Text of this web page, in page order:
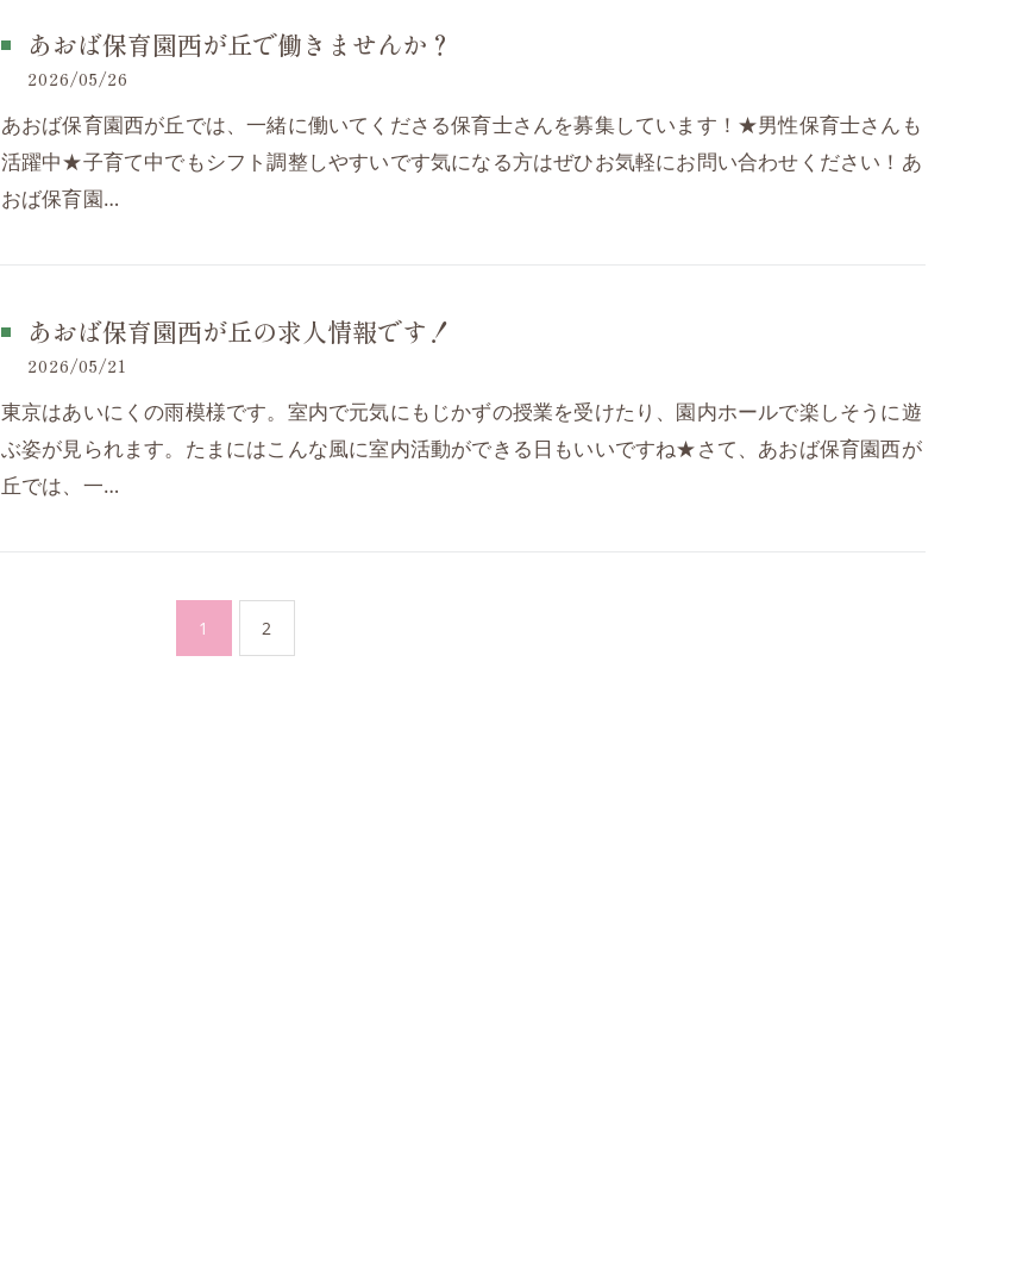
あおば保育園西が丘で働きませんか？
2026/05/26
あおば保育園西が丘では、一緒に働いてくださる保育士さんを募集しています！★男性保育士さんも
活躍中★子育て中でもシフト調整しやすいです気になる方はぜひお気軽にお問い合わせください！あ
おば保育園…
あおば保育園西が丘の求人情報です！
2026/05/21
東京はあいにくの雨模様です。室内で元気にもじかずの授業を受けたり、園内ホールで楽しそうに遊
ぶ姿が見られます。たまにはこんな風に室内活動ができる日もいいですね★さて、あおば保育園西が
丘では、一…
1 2